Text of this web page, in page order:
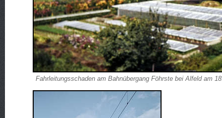
Fahrleitungsschaden am Bahnübergang Föhrste bei Alfeld am